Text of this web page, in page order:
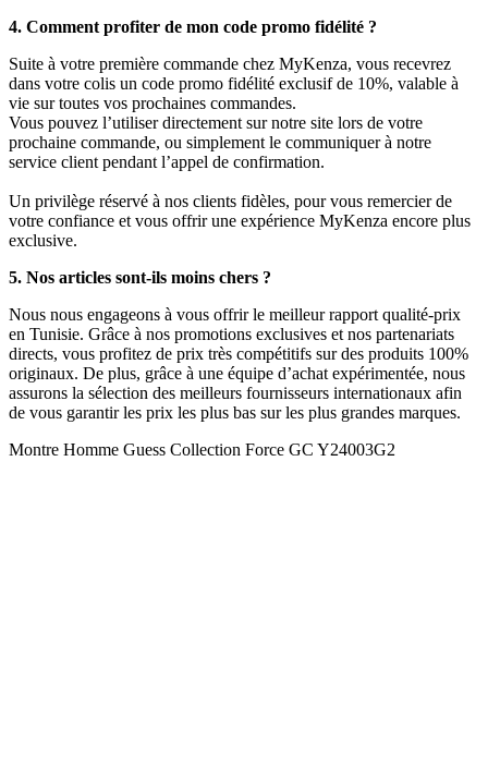
4. Comment profiter de mon code promo fidélité ?
Suite à votre première commande chez MyKenza, vous recevrez
dans votre colis un code promo fidélité exclusif de 10%, valable à
vie sur toutes vos prochaines commandes.
Vous pouvez l’utiliser directement sur notre site lors de votre
prochaine commande, ou simplement le communiquer à notre
service client pendant l’appel de confirmation.
Un privilège réservé à nos clients fidèles, pour vous remercier de
votre confiance et vous offrir une expérience MyKenza encore plus
exclusive.
5. Nos articles sont-ils moins chers ?
Nous nous engageons à vous offrir le meilleur rapport qualité-prix
en Tunisie. Grâce à nos promotions exclusives et nos partenariats
directs, vous profitez de prix très compétitifs sur des produits 100%
originaux. De plus, grâce à une équipe d’achat expérimentée, nous
assurons la sélection des meilleurs fournisseurs internationaux afin
de vous garantir les prix les plus bas sur les plus grandes marques.
Montre Homme Guess Collection Force GC Y24003G2